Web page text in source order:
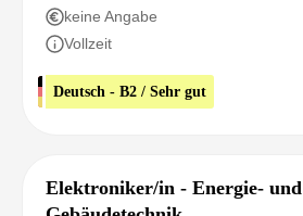
keine Angabe
Vollzeit
Deutsch - B2 / Sehr gut
Elektroniker/in - Energie- und